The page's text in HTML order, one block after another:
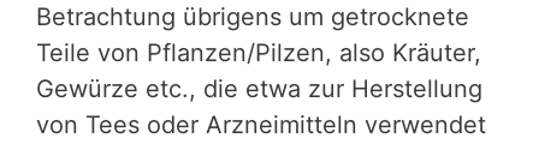
Betrachtung übrigens um getrocknete
Teile von Pflanzen/Pilzen, also Kräuter,
Gewürze etc., die etwa zur Herstellung
von Tees oder Arzneimitteln verwendet